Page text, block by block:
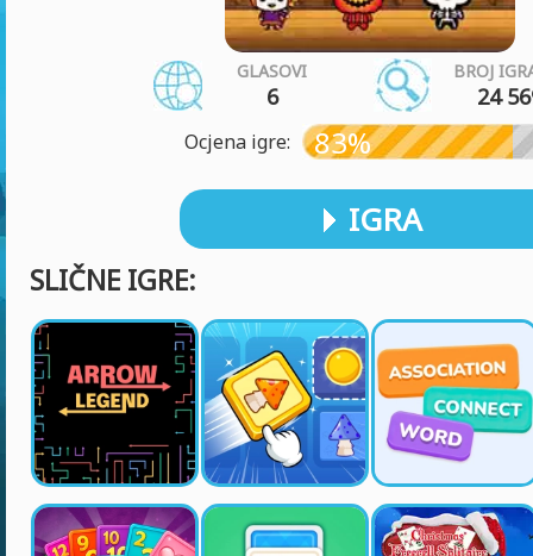
GLASOVI
6
BROJ
24
Ocjena igre: 83%
IGRA
SLIČNE IGRE: